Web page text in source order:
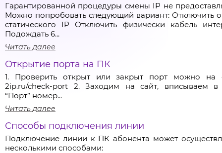
Гарантированной процедуры смены IP не
Можно попробовать следующий вариант: Отключить
статического IP Отключить физически кабель
Подождать 6...
Читать далее
Открытие порта на ПК
1. Проверить открыт или закрыт порт можно на
2ip.ru/check-port 2. Заходим на сайт, вписываем в
“Порт” номер...
Читать далее
Способы подключения линии
Подключение линии к ПК абонента может
несколькими способами: